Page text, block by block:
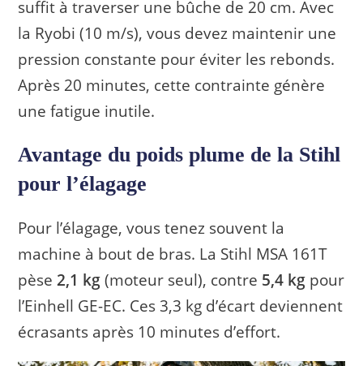
suffit à traverser une bûche de 20 cm. Avec
la Ryobi (10 m/s), vous devez maintenir une
pression constante pour éviter les rebonds.
Après 20 minutes, cette contrainte génère
une fatigue inutile.
Avantage du poids plume de la Stihl
pour l’élagage
Pour l’élagage, vous tenez souvent la
machine à bout de bras. La Stihl MSA 161T
pèse2,1 kg(moteur seul), contre 5,4 kg pour
l’Einhell GE-EC. Ces 3,3 kg d’écart deviennent
écrasants après 10 minutes d’effort.